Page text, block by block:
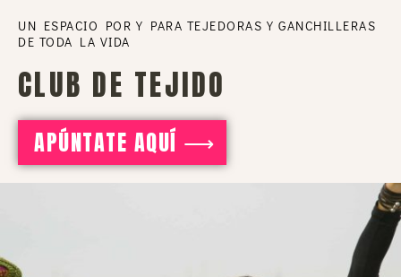
UN ESPACIO POR Y PARA TEJEDORAS Y GANCHILLERAS
DE TODA LA VIDA
CLUB DE TEJIDO
APÚNTATE AQUÍ ⟶